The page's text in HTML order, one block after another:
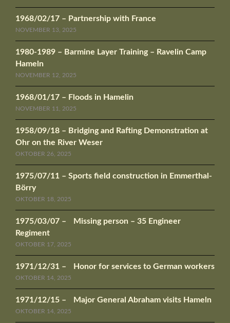
1968/02/17 – Partnership with France
NOVEMBER 13, 2025
1980-1989 – Barmine Layer Training – Ravelin Camp
Hameln
NOVEMBER 12, 2025
1968/01/17 – Floods in Hamelin
NOVEMBER 11, 2025
1958/09/18 – Bridging and Rafting Demonstration at
Ohr on the River Weser
OKTOBER 26, 2025
1975/07/11 – Sports field construction in Emmerthal-
Börry
OKTOBER 18, 2025
1975/03/07 – Missing person – 35 Engineer
Regiment
OKTOBER 17, 2025
1971/12/31 – Honor for services to German workers
OKTOBER 14, 2025
1971/12/15 – Major General Abraham visits Hameln
OKTOBER 14, 2025